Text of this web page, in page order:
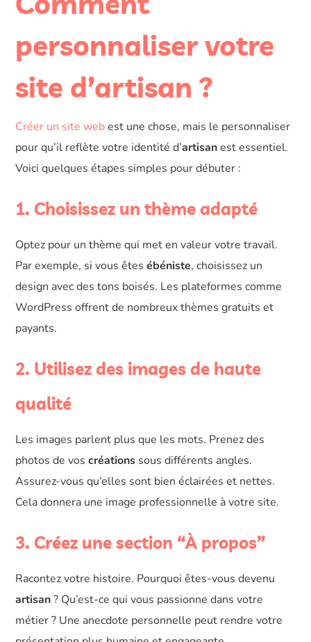
personnaliser votre
site d’artisan ?
Créer un site webest une chose, mais le personnaliser
pour qu’il reflète votre identité d’artisanest essentiel.
Voici quelques étapes simples pour débuter :
1. Choisissez un thème adapté
Optez pour un thème qui met en valeur votre travail.
Par exemple, si vous êtesébéniste, choisissez un
design avec des tons boisés. Les plateformes comme
WordPress offrent de nombreux thèmes gratuits et
payants.
2. Utilisez des images de haute
qualité
Les images parlent plus que les mots. Prenez des
photos de voscréations sous différents angles.
Assurez-vous qu’elles sont bien éclairées et nettes.
Cela donnera une image professionnelle à votre site.
3. Créez une section “À propos”
Racontez votre histoire. Pourquoi êtes-vous devenu
artisan? Qu’est-ce qui vous passionne dans votre
métier ? Une anecdote personnelle peut rendre votre